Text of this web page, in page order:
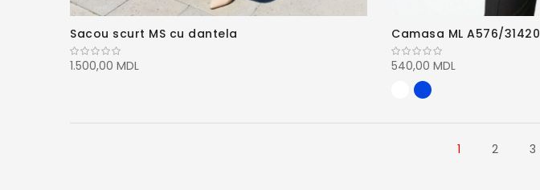
Sacou scurt MS cu dantela
1.500,00 MDL
Camasa ML A576/31420
540,00 MDL
1 2 3